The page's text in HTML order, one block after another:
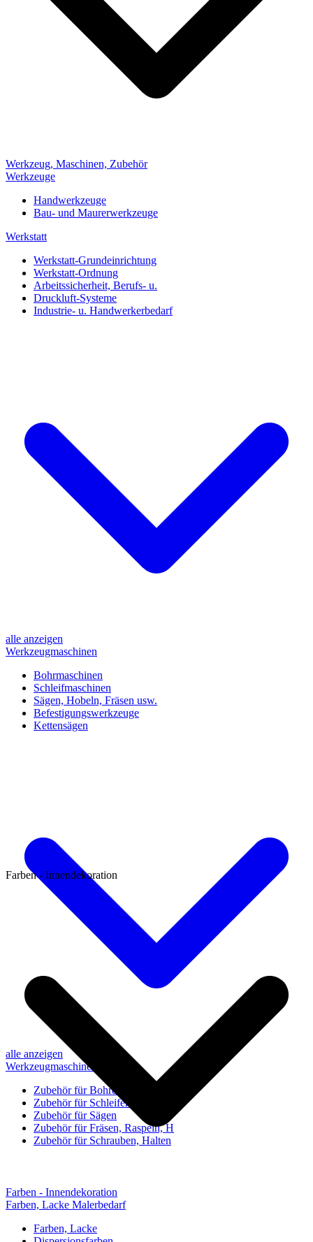
Werkzeug, Maschinen, Zubehör
Werkzeuge
Handwerkzeuge
Bau- und Maurerwerkzeuge
Werkstatt
Werkstatt-Grundeinrichtung
Werkstatt-Ordnung
Arbeitssicherheit, Berufs- u.
Druckluft-Systeme
Industrie- u. Handwerkerbedarf
alle anzeigen
Werkzeugmaschinen
Bohrmaschinen
Schleifmaschinen
Sägen, Hobeln, Fräsen usw.
Befestigungswerkzeuge
Kettensägen
alle anzeigen
Werkzeugmaschinen-Zubehör
Zubehör für Bohren, Bohrhilfen
Zubehör für Schleifen, Poliere
Zubehör für Sägen
Zubehör für Fräsen, Raspeln, H
Zubehör für Schrauben, Halten
Farben - Innendekoration
Farben - Innendekoration
Farben, Lacke Malerbedarf
Farben, Lacke